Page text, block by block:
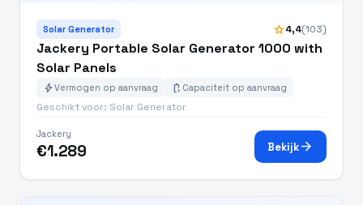
Solar Generator star4,4(103)
Jackery Portable Solar Generator 1000 with
Solar Panels
boltVermogen op aanvraag battery_charging_full Capaciteit op aanvraag
Geschikt voor: Solar Generator
Jackery
€1.289 Bekijkarrow_forward